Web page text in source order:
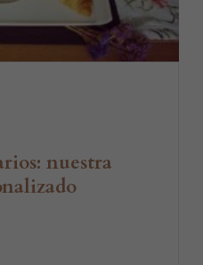
nuestra